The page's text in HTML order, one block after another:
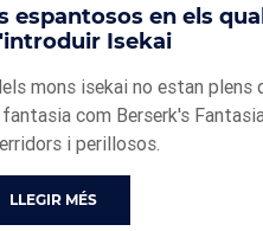
espantosos en els
Isekai
mons isekai no estan plens
com Berserk's
i perillosos.
LLEGIR MÉS